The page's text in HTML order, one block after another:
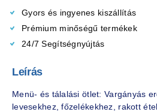
Gyors és ingyenes kiszállítás
Prémium minőségű termékek
24/7 Segítségnyújtás
Leírás
Menü- és tálalási ötlet: Vargányás
levesekhez, főzelékekhez, rakott